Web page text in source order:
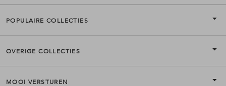
POPULAIRE COLLECTIES
OVERIGE COLLECTIES
MOOI VERSTUREN